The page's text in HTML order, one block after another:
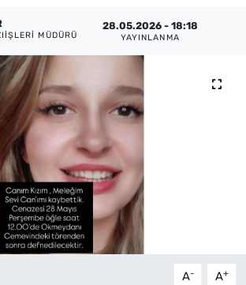
MÜDÜRÜ
28.05.2026 - 18:18
YAYINLANMA
A- A+